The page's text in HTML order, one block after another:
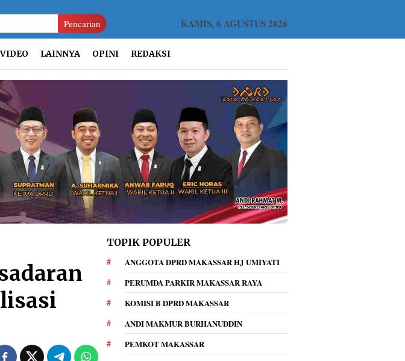
Pencarian KAMIS, 6 AGUSTUS 2026
VIDEO LAINNYA OPINI REDAKSI
TOPIK POPULER
ANGGOTA DPRD MAKASSAR HJ UMIYATI
PERUMDA PARKIR MAKASSAR RAYA
KOMISI B DPRD MAKASSAR
ANDI MAKMUR BURHANUDDIN
PEMKOT MAKASSAR